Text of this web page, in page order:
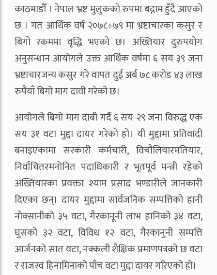
काठमाडौँ । नेपाल भ्रष्ट मुलुकको रुपमा बद्नाम हुँदै आएको
छ । गत आर्थिक वर्ष २०७८÷७९ मा भ्रष्टाचारका कसुर र
बिगो रकममा वृद्धि भएको छ। अख्तियार दुरुपयोग
अनुसन्धान आयोगले उक्त आर्थिक वर्षमा ६ सय ३९ जना
भ्रष्टाचारजन्य कसुर गरे वापत दुई अर्ब ७८ करोड ४३ लाख
रुपैयाँ बिगो माग दावी गरेको छ।
आयोगले बिगो माग दाबी गर्दै ६ सय २९ जना विरुद्ध एक
सय ३१ वटा मुद्दा दायर गरेको हो। यी मुद्दामा प्रतिवादी
बनाइएकामा सरकारी कर्मचारी, विचौलियारमतियार,
निर्वाचितरमनोनित पदाधिकारी र भूतपूर्व मन्त्री रहेको
अख्तियारका प्रवक्ता श्याम प्रसाद भण्डारीले जानकारी
दिएका छन्। दायर मुद्दामा सार्वजनिक सम्पत्तिको हानी
नोक्सानीको ३५ वटा, गैरकानूनी लाभ हानिको ३४ वटा,
घुसको ३२ वटा, विविध १२ वटा, गैरकानुनी सम्पत्ति
आर्जनको सात वटा, नक्कली शैक्षिक प्रमाणपत्रको छ वटा
र राजस्व हिनामिनाको पाँच वटा मुद्दा दायर गरिएको हो।